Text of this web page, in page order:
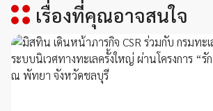
เรื่องที่คุณอาจสนใจ